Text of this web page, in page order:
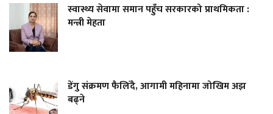
स्वास्थ्य सेवामा समान पहुँच सरकारको प्राथमिकता :
मन्त्री मेहता
डेंगु संक्रमण फैलिँदै, आगामी महिनामा जोखिम अझ
बढ्ने